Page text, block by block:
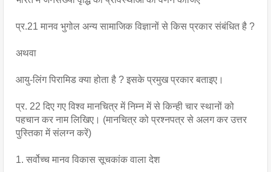
प्र.21 मानव भुगोल अन्य सामाजिक विज्ञानों से किस प्रकार संबंधित है ?
अथवा
आयु-लिंग पिरामिड क्या होता है ? इसके प्रमुख प्रकार बताइए।
प्र. 22 दिए गए विश्व मानचित्र में निम्न में से किन्ही चार स्थानों को
पहचान कर नाम लिखिए। (मानचित्र को प्रश्नपत्र से अलग कर उत्तर
पुस्तिका में संलग्न करें)
1. सर्वोच्च मानव विकास सूचकांक वाला देश